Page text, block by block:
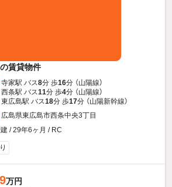
賃貸物件
寺家駅 バス8分 歩16分 （山陽線）
西条駅 バス11分 歩4分 （山陽線）
東広島駅 バス18分 歩17分 （山陽新幹線）
広島県東広島市西条中央3丁目
/ 29年6ヶ月 / RC
万円